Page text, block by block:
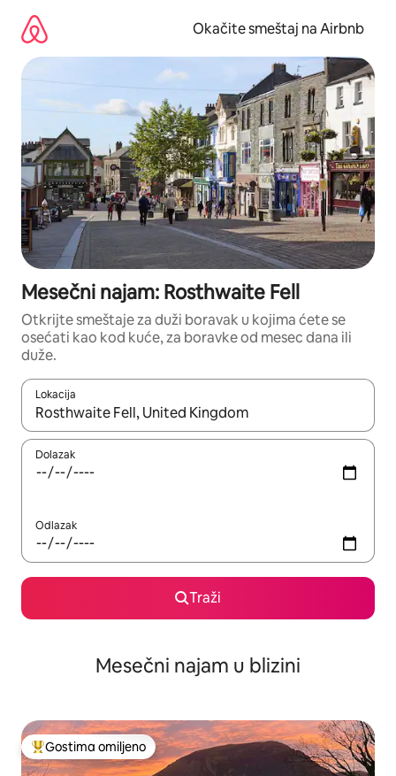
sadržaj
Okačite smeštaj na Airbnb
Mesečni najam: Rosthwaite Fell
Otkrijte smeštaje za duži boravak u kojima ćete se
osećati kao kod kuće, za boravke od mesec dana ili
duže.
Lokacija
Kad su rezultati dostupni, možete da se krećete kroz njih
Dolazak
Odlazak
Traži
Mesečni najam u blizini
Najuspešniji među gostima omiljenim
Gostima omiljeno